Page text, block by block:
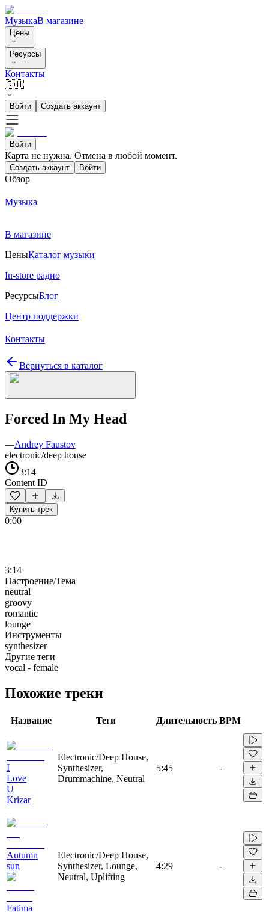
МузыкаВ магазине
Цены
Ресурсы
Контакты
🇷🇺
Войти Создать аккаунт
Войти
Карта не нужна. Отмена в любой момент.
Создать аккаунт Войти
Обзор
Музыка
В магазине
ЦеныКаталог музыки
In-store радио
РесурсыБлог
Центр поддержки
Контакты
Вернуться в каталог
Forced In My Head
—Andrey Faustov
electronic/deep house
3:14
Content ID
Купить трек
0:00
3:14
Настроение/Тема
neutral
groovy
romantic
lounge
Инструменты
synthesizer
Другие теги
vocal - female
Похожие треки
Название Теги Длительность BPM
I
Love
U
Krizar
Electronic/Deep House,
Synthesizer,
Drummachine, Neutral
5:45 -
Autumn
sun
Fatima
Electronic/Deep House,
Synthesizer, Lounge,
Neutral, Uplifting
4:29 -